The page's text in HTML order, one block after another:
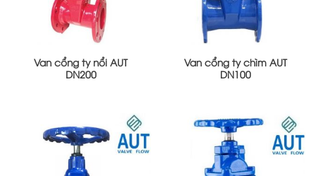
Van cổng ty nổi AUT
DN200
Van cổng ty chìm AUT
DN100